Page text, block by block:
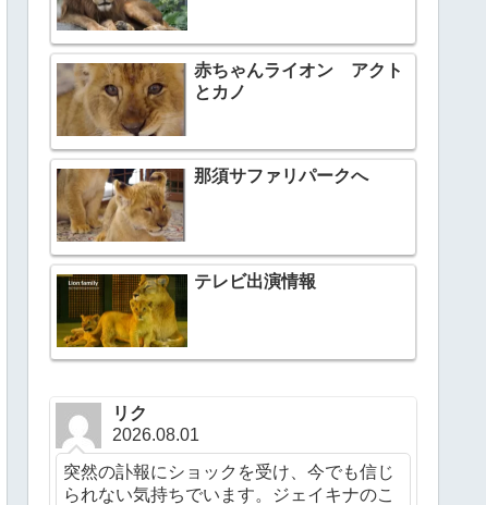
赤ちゃんライオン アクト
とカノ
那須サファリパークへ
テレビ出演情報
リク
2026.08.01
突然の訃報にショックを受け、今でも信じ
られない気持ちでいます。ジェイキナのこ